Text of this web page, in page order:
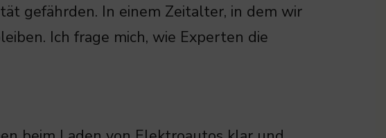
gefährden. In einem Zeitalter, in dem wir
Ich frage mich, wie Experten die